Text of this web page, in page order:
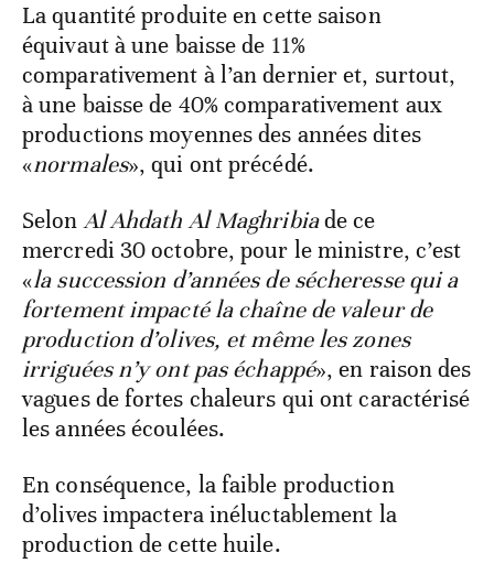
La quantité produite en cette saison
équivaut à une baisse de 11%
comparativement à l’an dernier et, surtout,
à une baisse de 40% comparativement aux
productions moyennes des années dites
«normales», qui ont précédé.
SelonAl Ahdath Al Maghribiade ce
mercredi 30 octobre, pour le ministre, c’est
«la succession d’années de sécheresse qui a
fortement impacté la chaîne de valeur de
production d’olives, et même les zones
irriguées n’y ont pas échappé», en raison des
vagues de fortes chaleurs qui ont caractérisé
les années écoulées.
En conséquence, la faible production
d’olives impactera inéluctablement la
production de cette huile.